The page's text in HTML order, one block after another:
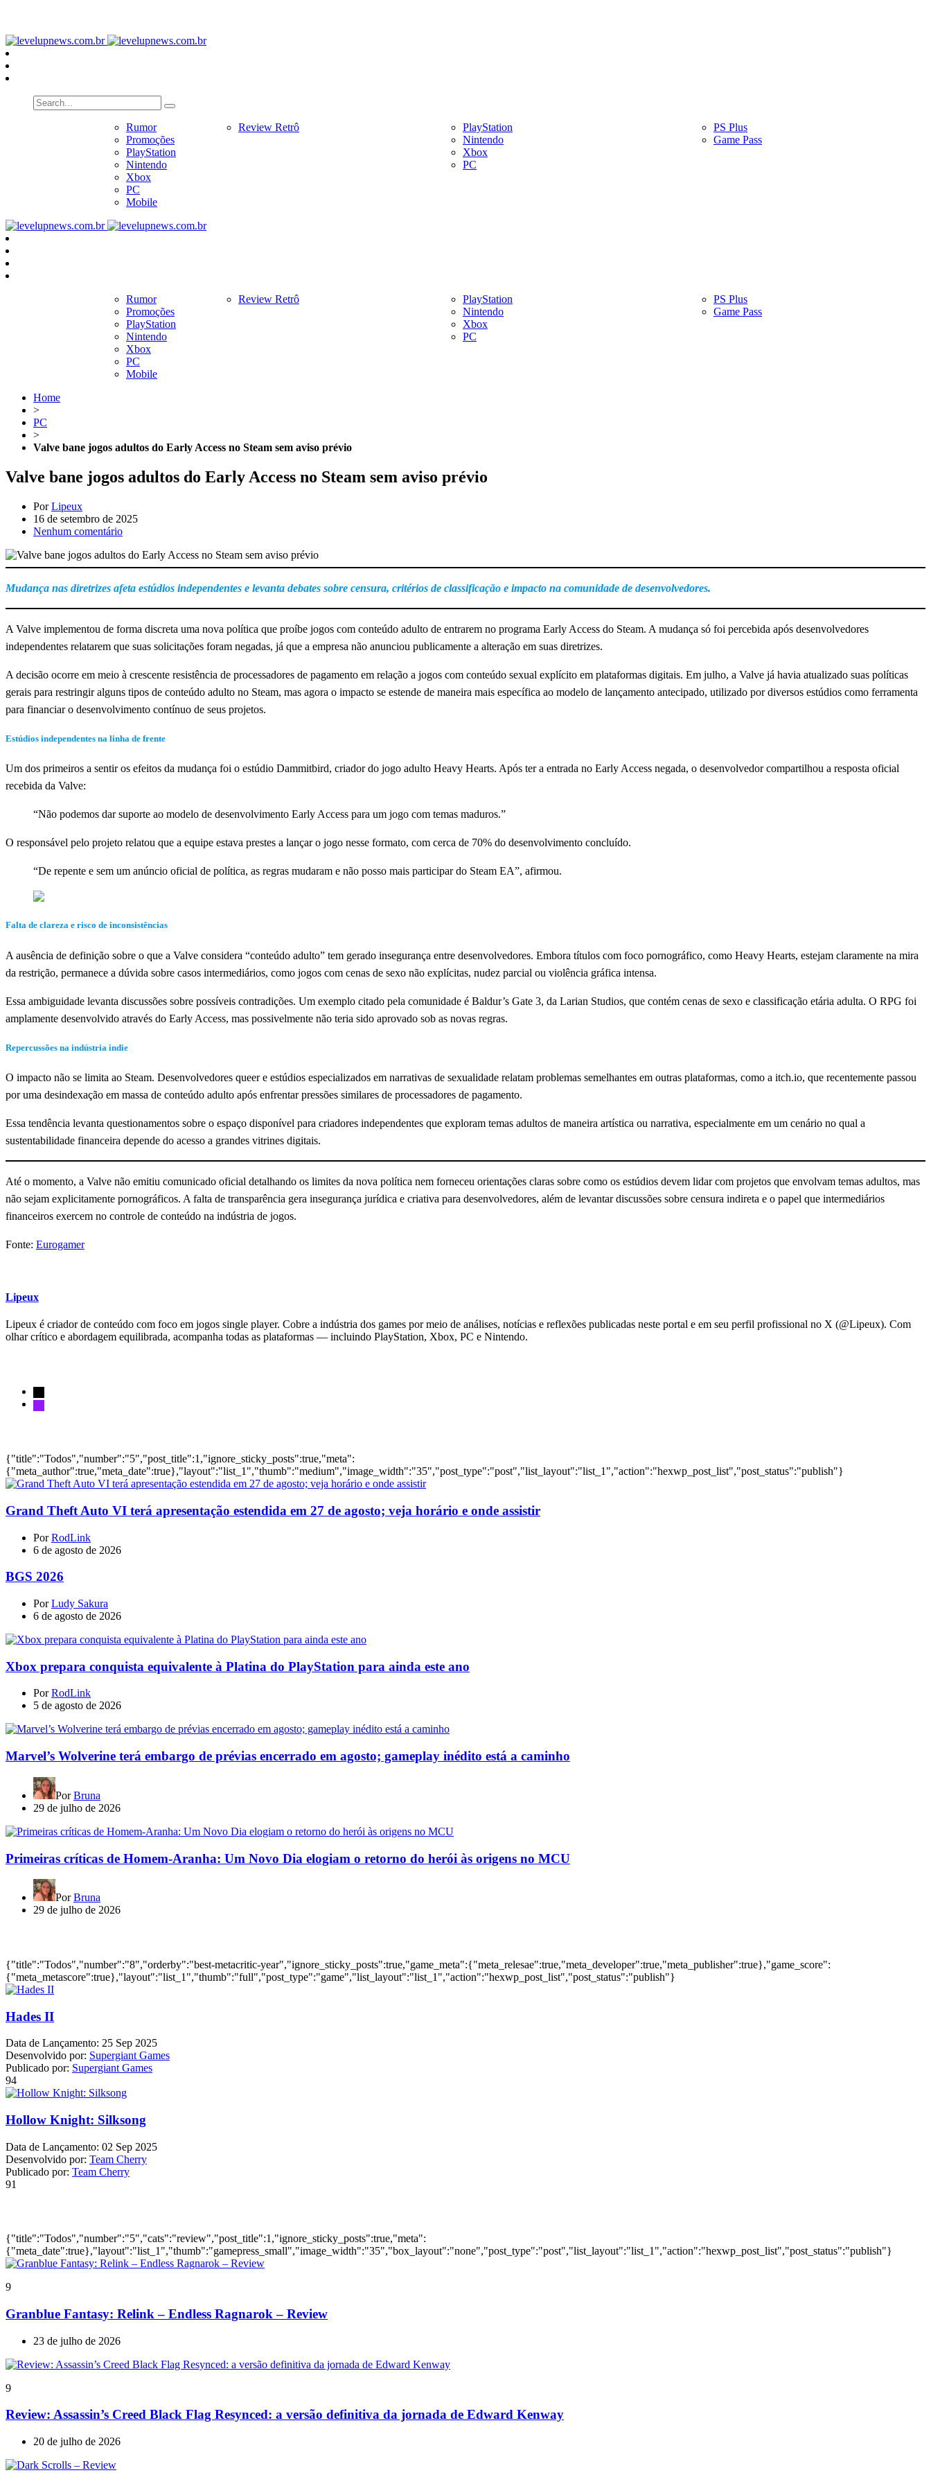
Rumor
Promoções
PlayStation
Nintendo
Xbox
PC
Mobile
Review Retrô
PlayStation
Nintendo
Xbox
PC
PS Plus
Game Pass
Rumor
Promoções
PlayStation
Nintendo
Xbox
PC
Mobile
Review Retrô
PlayStation
Nintendo
Xbox
PC
PS Plus
Game Pass
Home
>
PC
>
Valve bane jogos adultos do Early Access no Steam sem aviso prévio
Valve bane jogos adultos do Early Access no Steam sem aviso prévio
PorLipeux
16 de setembro de 2025
Nenhum comentário
Mudança nas diretrizes afeta estúdios independentes e levanta debates sobre censura, critérios de classificação e impacto na comunidade de desenvolvedores.
A Valve implementou de forma discreta uma nova política que proíbe jogos com conteúdo adulto de entrarem no programa Early Access do Steam. A mudança só foi percebida após desenvolvedores
independentes relatarem que suas solicitações foram negadas, já que a empresa não anunciou publicamente a alteração em suas diretrizes.
A decisão ocorre em meio à crescente resistência de processadores de pagamento em relação a jogos com conteúdo sexual explícito em plataformas digitais. Em julho, a Valve já havia atualizado suas políticas
gerais para restringir alguns tipos de conteúdo adulto no Steam, mas agora o impacto se estende de maneira mais específica ao modelo de lançamento antecipado, utilizado por diversos estúdios como ferramenta
para financiar o desenvolvimento contínuo de seus projetos.
Estúdios independentes na linha de frente
Um dos primeiros a sentir os efeitos da mudança foi o estúdio Dammitbird, criador do jogo adulto Heavy Hearts. Após ter a entrada no Early Access negada, o desenvolvedor compartilhou a resposta oficial
recebida da Valve:
“Não podemos dar suporte ao modelo de desenvolvimento Early Access para um jogo com temas maduros.”
O responsável pelo projeto relatou que a equipe estava prestes a lançar o jogo nesse formato, com cerca de 70% do desenvolvimento concluído.
“De repente e sem um anúncio oficial de política, as regras mudaram e não posso mais participar do Steam EA”, afirmou.
Falta de clareza e risco de inconsistências
A ausência de definição sobre o que a Valve considera “conteúdo adulto” tem gerado insegurança entre desenvolvedores. Embora títulos com foco pornográfico, como Heavy Hearts, estejam claramente na mira
da restrição, permanece a dúvida sobre casos intermediários, como jogos com cenas de sexo não explícitas, nudez parcial ou violência gráfica intensa.
Essa ambiguidade levanta discussões sobre possíveis contradições. Um exemplo citado pela comunidade é Baldur’s Gate 3, da Larian Studios, que contém cenas de sexo e classificação etária adulta. O RPG foi
amplamente desenvolvido através do Early Access, mas possivelmente não teria sido aprovado sob as novas regras.
Repercussões na indústria indie
O impacto não se limita ao Steam. Desenvolvedores queer e estúdios especializados em narrativas de sexualidade relatam problemas semelhantes em outras plataformas, como a itch.io, que recentemente passou
por uma desindexação em massa de conteúdo adulto após enfrentar pressões similares de processadores de pagamento.
Essa tendência levanta questionamentos sobre o espaço disponível para criadores independentes que exploram temas adultos de maneira artística ou narrativa, especialmente em um cenário no qual a
sustentabilidade financeira depende do acesso a grandes vitrines digitais.
Até o momento, a Valve não emitiu comunicado oficial detalhando os limites da nova política nem forneceu orientações claras sobre como os estúdios devem lidar com projetos que envolvam temas adultos, mas
não sejam explicitamente pornográficos. A falta de transparência gera insegurança jurídica e criativa para desenvolvedores, além de levantar discussões sobre censura indireta e o papel que intermediários
financeiros exercem no controle de conteúdo na indústria de jogos.
Fonte: Eurogamer
Lipeux
Lipeux é criador de conteúdo com foco em jogos single player. Cobre a indústria dos games por meio de análises, notícias e reflexões publicadas neste portal e em seu perfil profissional no X (@Lipeux). Com
olhar crítico e abordagem equilibrada, acompanha todas as plataformas — incluindo PlayStation, Xbox, PC e Nintendo.
{"title":"Todos","number":"5","post_title":1,"ignore_sticky_posts":true,"meta":
{"meta_author":true,"meta_date":true},"layout":"list_1","thumb":"medium","image_width":"35","post_type":"post","list_layout":"list_1","action":"hexwp_post_list","post_status":"publish"}
Grand Theft Auto VI terá apresentação estendida em 27 de agosto; veja horário e onde assistir
PorRodLink
6 de agosto de 2026
BGS 2026
PorLudy Sakura
6 de agosto de 2026
Xbox prepara conquista equivalente à Platina do PlayStation para ainda este ano
PorRodLink
5 de agosto de 2026
Marvel’s Wolverine terá embargo de prévias encerrado em agosto; gameplay inédito está a caminho
PorBruna
29 de julho de 2026
Primeiras críticas de Homem-Aranha: Um Novo Dia elogiam o retorno do herói às origens no MCU
PorBruna
29 de julho de 2026
{"title":"Todos","number":"8","orderby":"best-metacritic-year","ignore_sticky_posts":true,"game_meta":{"meta_relesae":true,"meta_developer":true,"meta_publisher":true},"game_score":
{"meta_metascore":true},"layout":"list_1","thumb":"full","post_type":"game","list_layout":"list_1","action":"hexwp_post_list","post_status":"publish"}
Hades II
Data de Lançamento: 25 Sep 2025
Desenvolvido por: Supergiant Games
Publicado por: Supergiant Games
94
Hollow Knight: Silksong
Data de Lançamento: 02 Sep 2025
Desenvolvido por: Team Cherry
Publicado por: Team Cherry
91
{"title":"Todos","number":"5","cats":"review","post_title":1,"ignore_sticky_posts":true,"meta":
{"meta_date":true},"layout":"list_1","thumb":"gamepress_small","image_width":"35","box_layout":"none","post_type":"post","list_layout":"list_1","action":"hexwp_post_list","post_status":"publish"}
9
Granblue Fantasy: Relink – Endless Ragnarok – Review
23 de julho de 2026
9
Review: Assassin’s Creed Black Flag Resynced: a versão definitiva da jornada de Edward Kenway
20 de julho de 2026